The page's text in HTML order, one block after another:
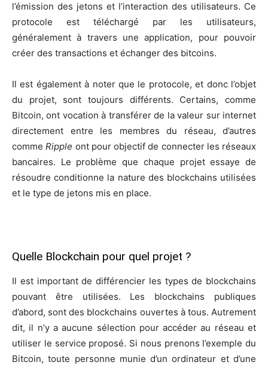
l’émission des jetons et l’interaction des utilisateurs. Ce
protocole est téléchargé par les utilisateurs,
généralement à travers une application, pour pouvoir
créer des transactions et échanger des bitcoins.
Il est également à noter que le protocole, et donc l’objet
du projet, sont toujours différents. Certains, comme
Bitcoin, ont vocation à transférer de la valeur sur internet
directement entre les membres du réseau, d’autres
commeRipple ont pour objectif de connecter les réseaux
bancaires. Le problème que chaque projet essaye de
résoudre conditionne la nature des blockchains utilisées
et le type de jetons mis en place.
Quelle Blockchain pour quel projet ?
Il est important de différencier les types de blockchains
pouvant être utilisées. Les blockchains publiques
d’abord, sont des blockchains ouvertes à tous. Autrement
dit, il n’y a aucune sélection pour accéder au réseau et
utiliser le service proposé. Si nous prenons l’exemple du
Bitcoin, toute personne munie d’un ordinateur et d’une